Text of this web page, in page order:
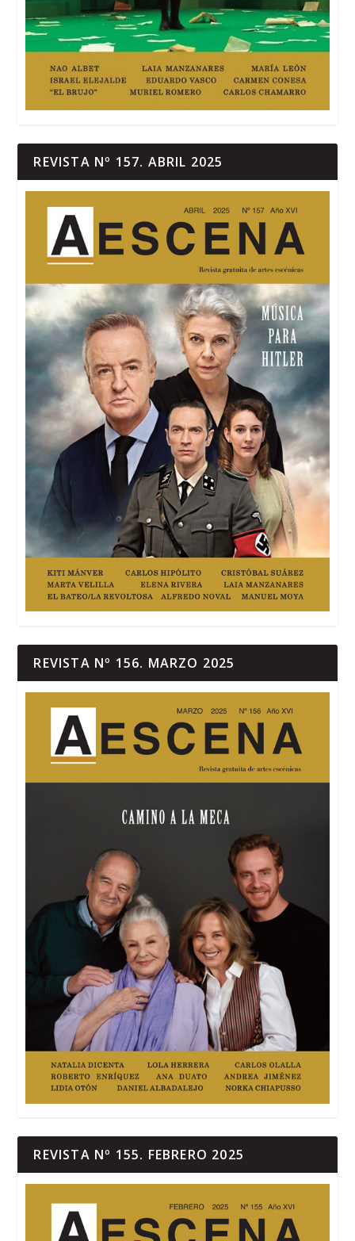
REVISTA Nº 157. ABRIL 2025
REVISTA Nº 156. MARZO 2025
REVISTA Nº 155. FEBRERO 2025